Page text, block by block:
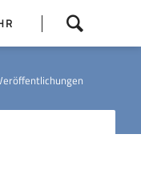
überspringen